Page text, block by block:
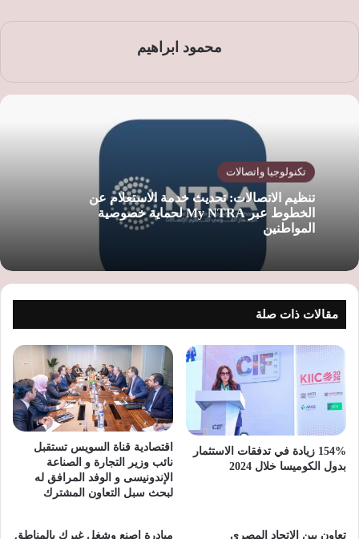
محمود ابراهيم
تكنولوجيا واتصالات
تنظيم الاتصالات: تحديث خدمة الاستعلام عن
الخطوط عبر My NTRA لحماية خصوصية
المواطنين
مقالات ذات صلة
154% زيادة في تدفقات الاستثمار
بدول الكوميسا خلال 2024
اقتصادية قناة السويس تستقبل
نائب وزير التجارة و الصناعة
الإندونيسى و الوفد المرافق له
لبحث سبل التعاون المشترك
تعاون بين الاتحاد المصري مبادرة اصنع وشغل غيرك بالمناطق